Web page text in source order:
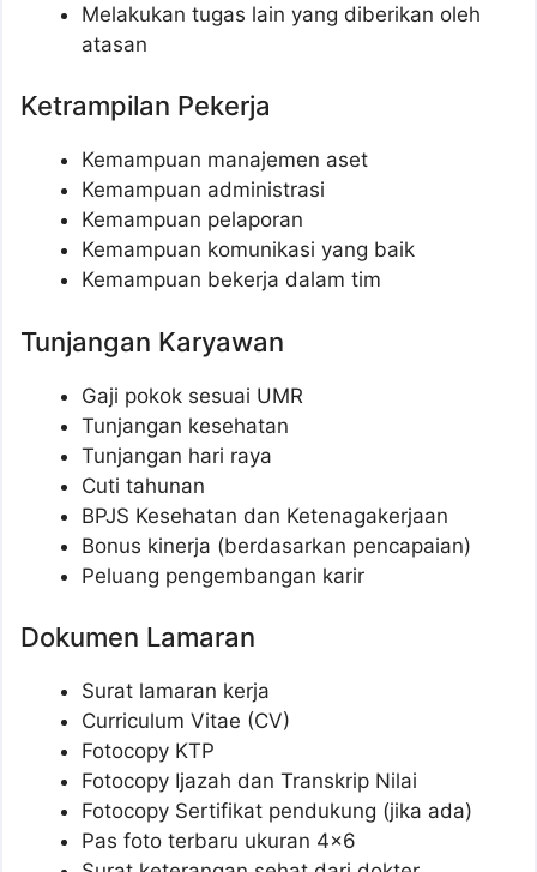
Melakukan tugas lain yang diberikan oleh
atasan
Ketrampilan Pekerja
Kemampuan manajemen aset
Kemampuan administrasi
Kemampuan pelaporan
Kemampuan komunikasi yang baik
Kemampuan bekerja dalam tim
Tunjangan Karyawan
Gaji pokok sesuai UMR
Tunjangan kesehatan
Tunjangan hari raya
Cuti tahunan
BPJS Kesehatan dan Ketenagakerjaan
Bonus kinerja (berdasarkan pencapaian)
Peluang pengembangan karir
Dokumen Lamaran
Surat lamaran kerja
Curriculum Vitae (CV)
Fotocopy KTP
Fotocopy Ijazah dan Transkrip Nilai
Fotocopy Sertifikat pendukung (jika ada)
Pas foto terbaru ukuran 4×6